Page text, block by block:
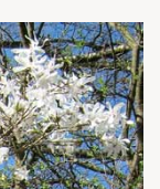
Login
Shop